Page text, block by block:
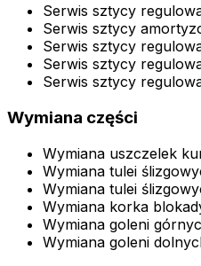
Serwis sztycy
Serwis sztycy
Serwis sztycy
Serwis sztycy
Serwis sztycy
Wymiana części
Wymiana uszczelek
Wymiana tulei
Wymiana tulei
Wymiana korka
Wymiana goleni
Wymiana goleni